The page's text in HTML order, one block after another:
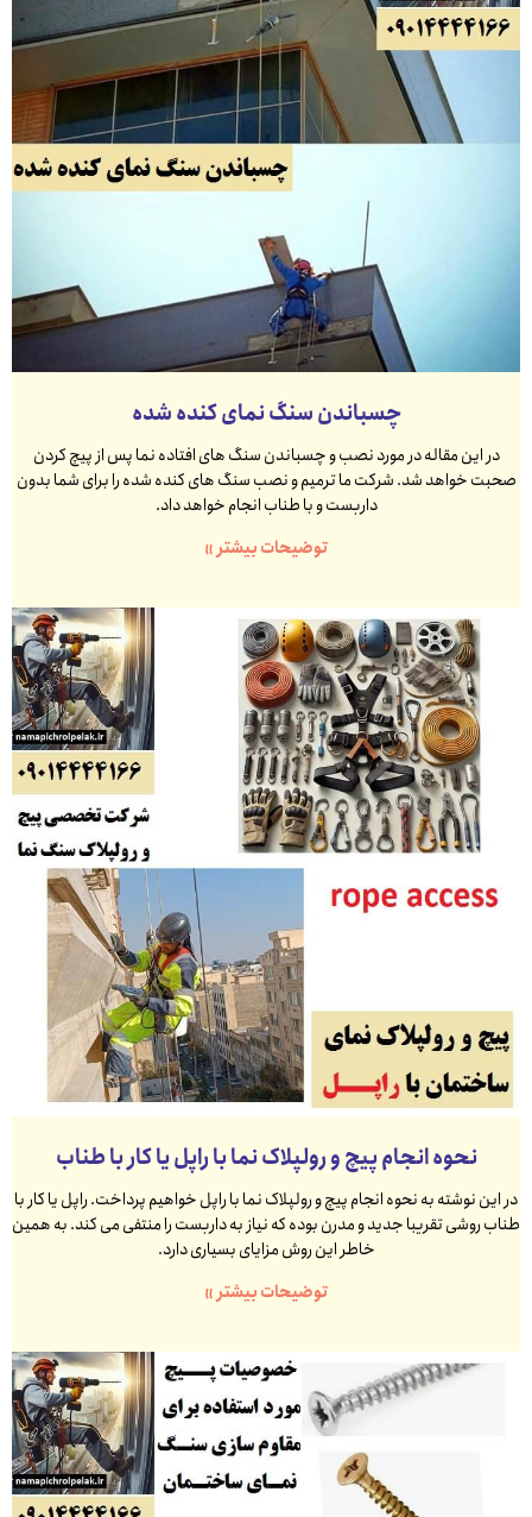
چسباندن سنگ نمای کنده شده
در این مقاله در مورد نصب و چسباندن سنگ های افتاده نما پس از پیچ کردن
صحبت خواهد شد. شرکت ما ترمیم و نصب سنگ های کنده شده را برای شما بدون
داربست و با طناب انجام خواهد داد.
توضیحات بیشتر »
نحوه انجام پیچ و رولپلاک نما با راپل یا کار با طناب
در این نوشته به نحوه انجام پیچ و رولپلاک نما با راپل خواهیم پرداخت. راپل یا کار با
طناب روشی تقریبا جدید و مدرن بوده که نیاز به داربست را منتفی می کند. به همین
خاطر این روش مزایای بسیاری دارد.
توضیحات بیشتر »